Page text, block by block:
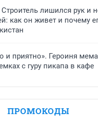
лишился рук и
как он живет и почему
и приятно». Героиня мема
с гуру пикапа в кафе
ПРОМОКОДЫ